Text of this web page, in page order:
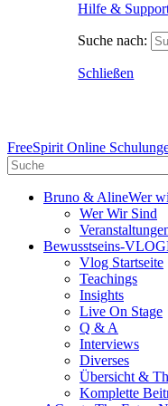
Hilfe &
Suche nach:
Schließen
FreeSpirit Online
Bruno & AlineWer
Wer Wir Sind
Bewusstseins-VLOG
Vlog Startseite
Teachings
Insights
Live On Stage
Q & A
Interviews
Diverses
Übersicht &
Komplette